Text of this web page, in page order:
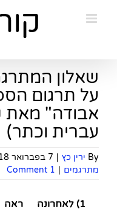
שאלון
על תרגום
אבודה" מאת
עברית וכתר)
By ירין כץ | 7 בפברואר 2018
מתרגמים |
1 Comment
1) לאחרונה